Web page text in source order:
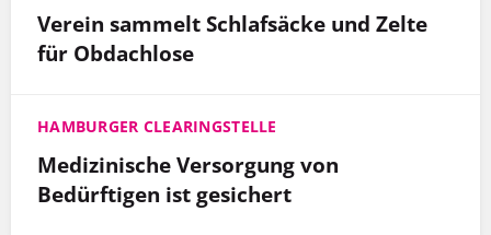
Verein sammelt Schlafsäcke und Zelte
für Obdachlose
HAMBURGER CLEARINGSTELLE
Medizinische Versorgung von
Bedürftigen ist gesichert